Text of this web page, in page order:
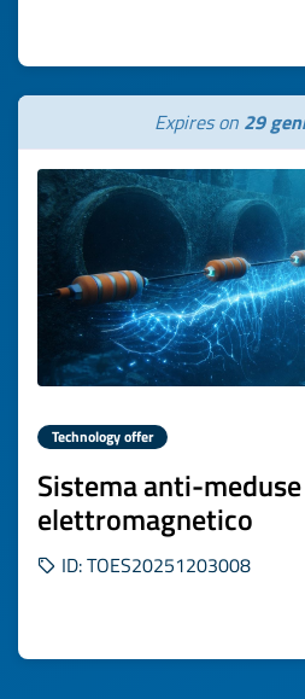
Expires on 29
Technology offer
Sistema anti-meduse
elettromagnetico
ID: TOES20251203008